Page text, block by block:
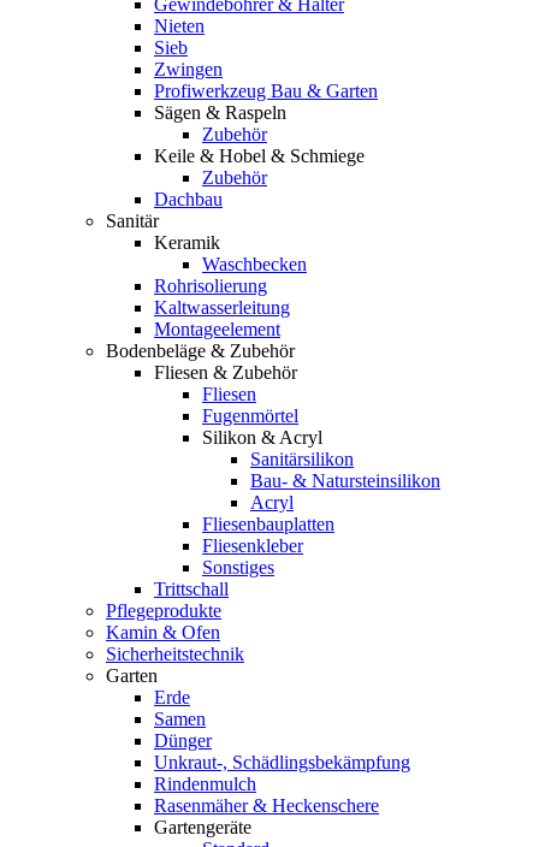
Gewindebohrer & Halter
Nieten
Sieb
Zwingen
Profiwerkzeug Bau & Garten
Sägen & Raspeln
Zubehör
Keile & Hobel & Schmiege
Zubehör
Dachbau
Sanitär
Keramik
Waschbecken
Rohrisolierung
Kaltwasserleitung
Montageelement
Bodenbeläge & Zubehör
Fliesen & Zubehör
Fliesen
Fugenmörtel
Silikon & Acryl
Sanitärsilikon
Bau- & Natursteinsilikon
Acryl
Fliesenbauplatten
Fliesenkleber
Sonstiges
Trittschall
Pflegeprodukte
Kamin & Ofen
Sicherheitstechnik
Garten
Erde
Samen
Dünger
Unkraut-, Schädlingsbekämpfung
Rindenmulch
Rasenmäher & Heckenschere
Gartengeräte